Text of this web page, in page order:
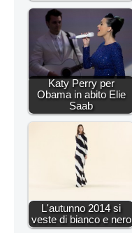
Katy Perry per
Obama in abito Elie
Saab
L'autunno 2014 si
veste di bianco e nero